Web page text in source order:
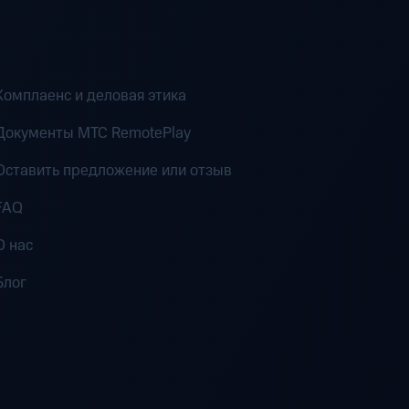
и деловая этика
MTC RemotePlay
предложение или отзыв
нас